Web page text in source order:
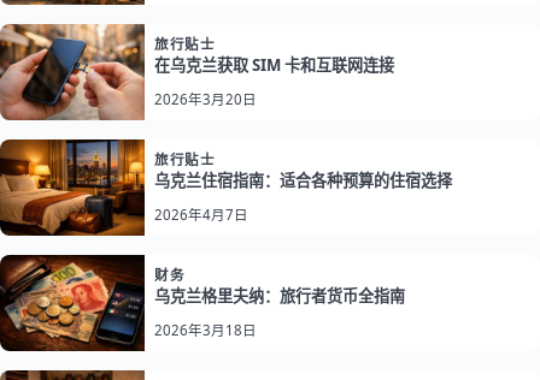
旅行贴士
在乌克兰获取 SIM 卡和互联网连接
2026年3月20日
旅行贴士
乌克兰住宿指南：适合各种预算的住宿选择
2026年4月7日
财务
乌克兰格里夫纳：旅行者货币全指南
2026年3月18日